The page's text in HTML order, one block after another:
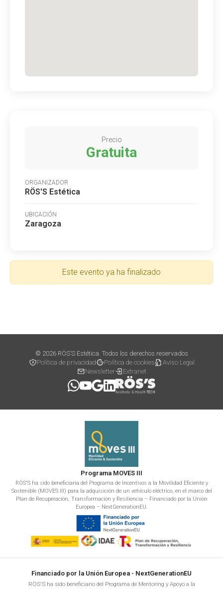
Precio
Gratuita
ORGANIZADOR
RÖS'S Estética
UBICACIÓN
Zaragoza
Este evento ya ha finalizado
© 2026 RÖS’S Estética. Todos los derechos reservados
Política de privacidad
Política de cookies
Aviso Legal
Newsletter
Extranet
Programa MOVES III
RÖS'S ha sido beneficiaria del Programa de Incentivos a la Movilidad Eficiente y
Sostenible (MOVES III) para la adquisición de un vehículo eléctrico, en el marco del
Plan de Recuperación, Transformación y Resiliencia – Financiado por la Unión
Europea – NextGenerationEU.
Financiado por la Unión Europea - NextGenerationEU
RÖS'S ha sido beneficiario del Programa de Mentoring y Apoyo a la